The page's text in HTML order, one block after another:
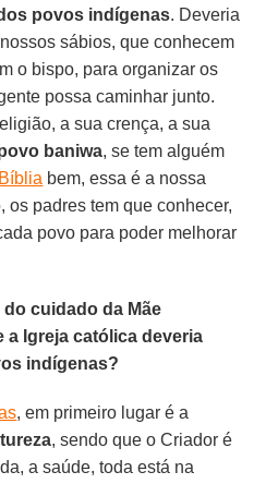
povos indígenas. Deveria
sábios, que conhecem
o bispo, para organizar os
possa caminhar junto.
a sua crença, a sua
baniwa, se tem alguém
Bíblia bem, essa é a nossa
os padres tem que conhecer,
povo para poder melhorar
cuidado da Mãe
a Igreja católica deveria
indígenas?
, em primeiro lugar é a
, sendo que o Criador é
a saúde, toda está na